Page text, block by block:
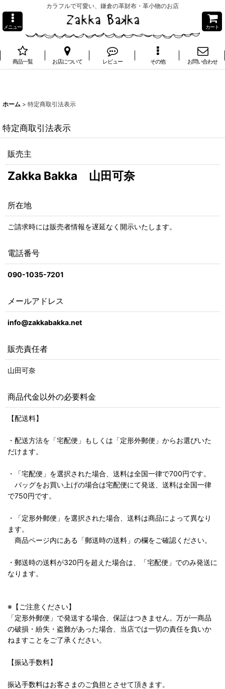
カラフルで可愛い、鎌倉の革財布・革小物のお店
メニュー カート
商品一覧 お店について レビュー その他 お問い合わせ
ホーム > 特定商取引法表示
特定商取引法表示
販売主
Zakka Bakka 山田可奈
所在地
ご請求時には販売者情報を遅延なく開示いたします。
電話番号
090-1035-7201
メールアドレス
info@zakkabakka.net
販売責任者
山田可奈
商品代金以外の必要料金
【配送料】
・配送方法を「宅配便」もしくは「定形外郵便」からお選びいた
だけます。
・「宅配便」を選択された場合、送料は全国一律で700円です。
バッグをお買い上げの場合は宅配便にて発送、送料は全国一律
で750円です。
・「定形外郵便」を選択された場合、送料は商品によって異なり
ます。
商品ページ内にある「郵送時の送料」の欄をご確認ください。
・郵送時の送料が320円を超えた場合は、「宅配便」でのみ発送に
なります。
※【ご注意ください】
「定形外郵便」で発送する場合、保証はつきません。万が一商品
の破損・紛失・盗難があった場合、当店では一切の責任を負いか
ねますことをご了承ください。
【振込手数料】
振込手数料はお客さまのご負担とさせて頂きます。